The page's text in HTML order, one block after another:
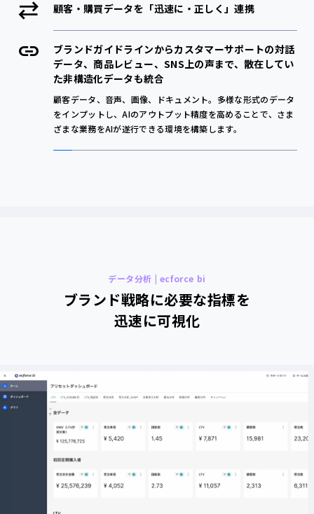
顧客・購買データを「迅速に・正しく」連携
ブランドガイドラインからカスタマーサポートの対話
データ、商品レビュー、SNS上の声まで、散在してい
た非構造化データも統合
顧客データ、音声、画像、ドキュメント。多様な形式のデータ
をインプットし、AIのアウトプット精度を高めることで、さま
ざまな業務をAIが遂行できる環境を構築します。
データ分析 | ecforce bi
ブランド戦略に必要な指標を
迅速に可視化